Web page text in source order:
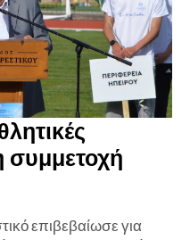
συμμετοχή
επιβεβαίωσε για